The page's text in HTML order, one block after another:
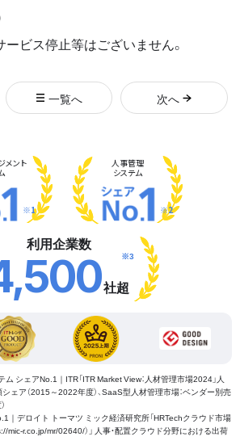
ビス停止等はございません。
一覧へ 次へ
メント
※1
人事管理
システム
※2
利用企業数
社超
※3
シェアNo.1｜ITR「ITR Market View：人材管理市場2024」人
ェア（2015～2022年度）、SaaS型人材管理市場：ベンダー別売
｜デロイト トーマツ ミック経済研究所「HRTechクラウド市場
mic-r.co.jp/mr/02640/）」 人事・配置クラウド分野における出荷